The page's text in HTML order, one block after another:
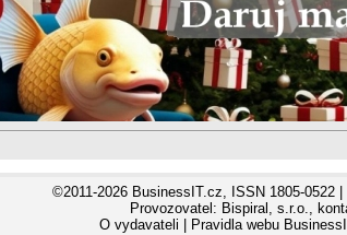
©2011-2026 BusinessIT.cz, ISSN 1805-
Provozovatel: Bispiral, s.r.o.,
O vydavateli
Pravidla webu